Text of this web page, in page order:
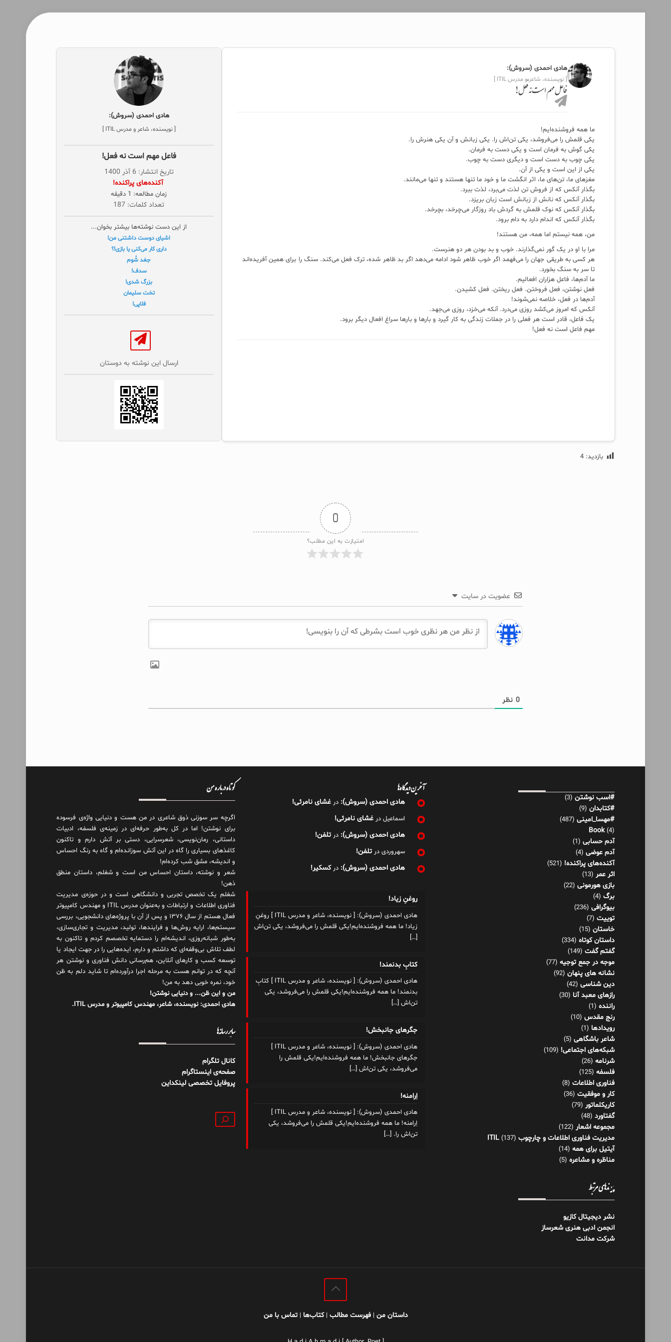
هادی احمدی (سروش):
[ نویسنده، شاعر و مدرس ITIL ]
فاعل مهم است نه فعل!
ما همه فروشنده‌ایم!
یکی قلمش را می‌فروشد، یکی تن‌اش را. یکی زبانش و آن یکی هنرش را.
یکی گوش به فرمان است و یکی دست به فرمان.
یکی چوب به دست است و دیگری دست به چوب.
یکی از این است و یکی از آن.
مغزهای ما، تن‌های ما، اثر انگشت ما و خود ما تنها هستند و تنها می‌مانند.
بگذار آنکس که از فروش تن لذت می‌برد، لذت ببرد.
بگذار آنکس که نانش از زبانش است زبان بریزد.
بگذار آنکس که نوک قلمش به گردش باد روزگار می‌چرخد، بچرخد.
بگذار آنکس که اندام دارد به دام برود.
من، همه نیستم اما همه، من هستند!
مرا با او در یک گور نمی‌گذارند. خوب و بد بودن هر دو هنرست.
هر کسی به طریقی جهان را می‌فهمد اگر خوب ظاهر شود ادامه می‌دهد اگر بد ظاهر شده، ترک فعل می‌کند. سنگ را برای همین آفریده‌اند
تا سر به سنگ بخورد.
ما آدم‌ها، فاعل هزاران افعالیم.
فعل نوشتن، فعل فروختن. فعل ریختن. فعل کشیدن.
آدم‌ها در فعل، خلاصه نمی‌شوند!
آنکس که امروز می‌کشد روزی می‌درد. آنکه می‌خزد، روزی می‌جهد.
یک فاعل، قادر است هر فعلی را در جملات زندگی به کار گیرد و بارها و بارها سراغ افعال دیگر برود.
مهم فاعل است نه فعل!
هادی احمدی (سروش):
[ نویسنده، شاعر و مدرس ITIL ]
فاعل مهم است نه فعل!
تاریخ انتشار: 6 آذر 1400
‌ آکنده‌های پراکنده!
زمان مطالعه: 1 دقیقه
تعداد کلمات: 187
از این دست نوشته‌ها بیشتر بخوان...
اشیای دوست داشتنی من!
داری کار می‌کنی یا بازی!؟
جغد شُوم
سدف!
بزرگ شدی!
تخت سلیمان
فلاپی!
ارسال این نوشته به دوستان‌
بازدید: 4
0
امتیازت به این مطلب؟
عضویت در سایت
0نظر
#اسب نوشتن (3)
#کتابدان (9)
#مهسا_امینی (487)
Book(4)
آدم حسابی (1)
آدم عوضی (4)
آکنده‌های پراکنده! (521)
اثر عمر (13)
بازی هورمونی (22)
برگ (4)
بیوگرافی (236)
توییت (7)
خاستان (15)
داستان کوتاه (334)
گفتم گفت (149)
موجه در جمع توجیه (77)
نشانه های پنهان (92)
دین شناسی (42)
رازهای معبد آنا (30)
راننده (1)
رنج مقدس (10)
رویدادها (1)
شاعر باشگاهی (5)
شبکه‌های اجتماعی! (109)
شرنامه (26)
فلسفه (125)
فناوری اطلاعات (8)
کار و موفقیت (36)
کاریکلماتور (79)
گفتاورد (48)
مجموعه اشعار (122)
مدیریت فناوری اطلاعات و چارچوب ITIL (137)
آیتیل برای همه (14)
مناظره و مشاعره (5)
پیوندهای مرتبط
نشر دیجیتال کازیو
انجمن ادبی هنری شعرساز
شرکت مدانت
آخرین دیدگاه‌ها
هادی احمدی (سروش): درغشای نامرئی!
اسماعیل درغشای نامرئی!
هادی احمدی (سروش): درتلفن!
سهروردی درتلفن!
هادی احمدی (سروش): درکسکیر!
روغنِ زیاد!
هادی احمدی (سروش): [ نویسنده، شاعر و مدرس ITIL ] روغنِ
زیاد! ما همه فروشنده‌ایم!یکی قلمش را می‌فروشد، یکی تن‌اش
[…]
کتابِ بدنمند!
هادی احمدی (سروش): [ نویسنده، شاعر و مدرس ITIL ] کتابِ
بدنمند! ما همه فروشنده‌ایم!یکی قلمش را می‌فروشد، یکی
تن‌اش […]
جگرهای جانبخش!
هادی احمدی (سروش): [ نویسنده، شاعر و مدرس ITIL ]
جگرهای جانبخش! ما همه فروشنده‌ایم!یکی قلمش را
می‌فروشد، یکی تن‌اش […]
اِرامنه!
هادی احمدی (سروش): [ نویسنده، شاعر و مدرس ITIL ]
اِرامنه! ما همه فروشنده‌ایم!یکی قلمش را می‌فروشد، یکی
تن‌اش را. […]
کوتاه درباره من
اگرچه سر سوزنی ذوق شاعری در من هست و دنیایی واژه‌‌ی فرسوده
برای نوشتن! اما در کل به‌طور حرفه‌ای در زمینه‌ی فلسفه، ادبیات
داستانی، رمان‌نویسی، شعرسرایی، دستی بر آتش دارم و تاکنون
کاغذهای بسیاری را گاه در این آتش سوزانده‌ام و گاه به رنگ احساس
و اندیشه، مشق شب کرده‌ام!
شعر و نوشته، داستان احساس من است و شغلم، داستان منطق
ذهن!
شغلم یک تخصص تجربی و دانشگاهی است و در حوزه‌ی مدیریت
فناوری اطلاعات و ارتباطات و به‌عنوان مدرس ITIL و مهندس کامپیوتر
فعال هستم از سال ۱۳۷۶ و پس از آن با پروژه‌های دانشجویی، بررسی
سیستم‌ها، ارایه روش‌ها و فرایندها، تولید، مدیریت و تجاری‌سازی،
به‌طور شبانه‌روزی، اندیشه‌ام را دستمایه تخصصم کردم و تاکنون به
لطف تلاش بی‌وقفه‌ای که داشتم و دارم، اید‌ه‌هایی را در جهت ایجاد یا
توسعه کسب و کارهای آنلاین، هم‌رسانی دانش فناوری و نوشتن هر
آنچه که در توانم هست به مرحله اجرا درآورده‌ام تا شاید دلم به ظن
خود، نمره خوبی دهد به من!
من و این ظن... و دنیایی نوشتن!
هادی احمدی: نویسنده، شاعر، مهندس کامپیوتر و مدرس ITIL.
سایر رسانه‌ها
کانال تلگرام
صفحه‌ی اینستاگرام
پروفایل تخصصی لینکداین
جستجو
داستان من |فهرست مطالب |کتاب‌ها |تماس با من